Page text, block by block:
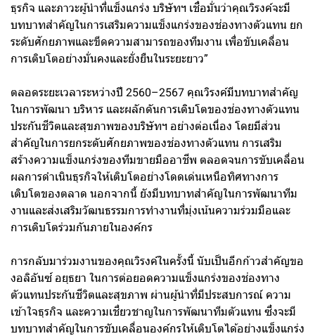
ธุรกิจ และภาวะผู้นำที่แข็งแกร่ง บริษัทฯ เชื่อมั่นว่าคุณวิรงค์จะมี
บทบาทสำคัญในการเสริมความแข็งแกร่งของช่องทางตัวแทน ยก
ระดับศักยภาพและขีดความสามารถของทีมงาน เพื่อขับเคลื่อน
การเติบโตอย่างมั่นคงและยั่งยืนในระยะยาว”
ตลอดระยะเวลาระหว่างปี 2560–2567 คุณวิรงค์มีบทบาทสำคัญ
ในการพัฒนา บริหาร และผลักดันการเติบโตของช่องทางตัวแทน
ประกันชีวิตและสุขภาพของบริษัทฯ อย่างต่อเนื่อง โดยมีส่วน
สำคัญในการยกระดับศักยภาพของช่องทางตัวแทน การเสริม
สร้างความแข็งแกร่งของทีมขายมืออาชีพ ตลอดจนการขับเคลื่อน
ผลการดำเนินธุรกิจให้เติบโตอย่างโดดเด่นเหนือทิศทางการ
เติบโตของตลาด นอกจากนี้ ยังมีบทบาทสำคัญในการพัฒนาทีม
งานและส่งเสริมวัฒนธรรมการทำงานที่มุ่งเน้นความร่วมมือและ
การเติบโตร่วมกันภายในองค์กร
การกลับมาร่วมงานของคุณวิรงค์ในครั้งนี้ นับเป็นอีกก้าวสำคัญขอ
งอลิอันซ์ อยุธยา ในการต่อยอดความแข็งแกร่งของช่องทาง
ตัวแทนประกันชีวิตและสุขภาพ ผ่านผู้นำที่มีประสบการณ์ ความ
เข้าใจธุรกิจ และความเชี่ยวชาญในการพัฒนาทีมตัวแทน ซึ่งจะมี
บทบาทสำคัญในการขับเคลื่อนองค์กรให้เติบโตได้อย่างแข็งแกร่ง